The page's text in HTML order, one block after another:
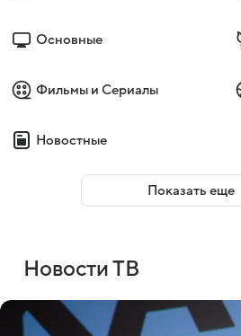
Основные
Фильмы и Сериалы
Новостные
Показать еще
Новости ТВ